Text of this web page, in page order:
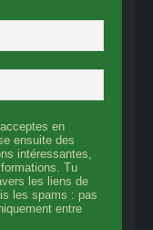
en
ensuite des
intéressantes,
Tu
les liens de
les spams : pas
entre